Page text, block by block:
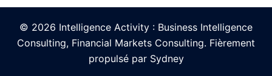
© 2026 Intelligence Activity : Business Intelligence
Consulting, Financial Markets Consulting. Fièrement
propulsé par Sydney